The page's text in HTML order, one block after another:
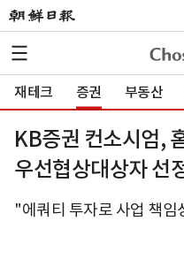
재테크 증권 부동산
KB증권 컨소시엄,
우선협상대상자 선
"에쿼티 투자로 사업 책임